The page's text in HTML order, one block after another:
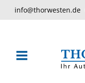
info@thorwesten.de